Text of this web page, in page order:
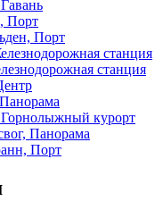
Порт
Порт
станция
станция
курорт
Панорама
Порт